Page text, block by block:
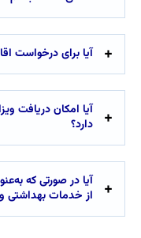
آیا برای درخواست
آیا امکان دریافت
دارد؟
آیا در صورتی که
از خدمات بهداشتی